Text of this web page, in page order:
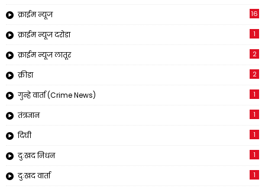
क्राईम न्यूज 16
क्राईम न्यूज दरोडा 1
क्राईम न्यूज लातूर 2
क्रीडा 2
गुन्हे वार्ता (Crime News) 1
तंत्रज्ञान 1
दिघी 1
दुःखद निधन 1
दुःखद वार्ता 1